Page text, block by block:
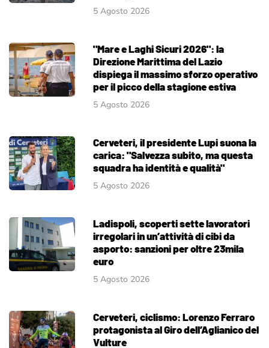
5 Agosto 2026
"Mare e Laghi Sicuri 2026": la
Direzione Marittima del Lazio
dispiega il massimo sforzo operativo
per il picco della stagione estiva
5 Agosto 2026
Cerveteri, il presidente Lupi suona la
carica: "Salvezza subito, ma questa
squadra ha identità e qualità"
5 Agosto 2026
Ladispoli, scoperti sette lavoratori
irregolari in un’attività di cibi da
asporto: sanzioni per oltre 23mila
euro
5 Agosto 2026
Cerveteri, ciclismo: Lorenzo Ferraro
protagonista al Giro dell’Aglianico del
Vulture